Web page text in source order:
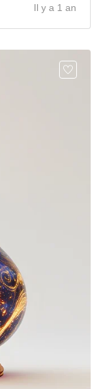
Il y a 1 an